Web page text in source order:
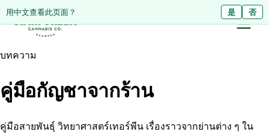
Diese Seite auf Deutsch ansehen? Nein
用中文查看此页面？ 是 否
บทความ
คู่มือกัญชาจากร้าน
คู่มือสายพันธุ์ วิทยาศาสตร์เทอร์พีน เรื่องราวจากย่านต่าง ๆ ใน